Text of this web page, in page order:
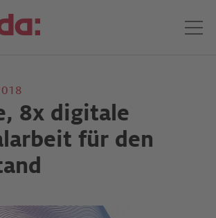
8x digitale
für den